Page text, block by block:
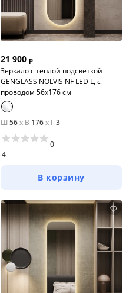
21 900 р
Зеркало с тёплой подсветкой
GENGLASS NOLVIS NF LED L, с
проводом 56х176 см
Ш 56x В 176x Г3
4
0
В корзину